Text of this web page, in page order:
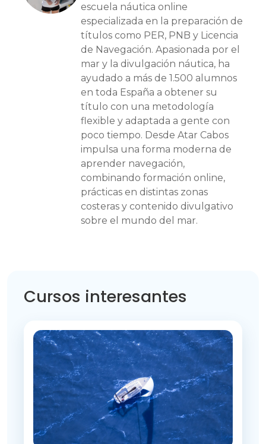
escuela náutica online
especializada en la preparación de
títulos como PER, PNB y Licencia
de Navegación. Apasionada por el
mar y la divulgación náutica, ha
ayudado a más de 1.500 alumnos
en toda España a obtener su
título con una metodología
flexible y adaptada a gente con
poco tiempo. Desde Atar Cabos
impulsa una forma moderna de
aprender navegación,
combinando formación online,
prácticas en distintas zonas
costeras y contenido divulgativo
sobre el mundo del mar.
Cursos interesantes